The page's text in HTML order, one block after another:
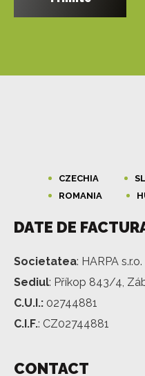
CZECHIA
ROMANIA
DATE DE
Societatea: HARPA s.r.o.
Sediul: Příkop 843/4,
C.U.I.: 02744881
C.I.F.: CZ02744881
CONTACT